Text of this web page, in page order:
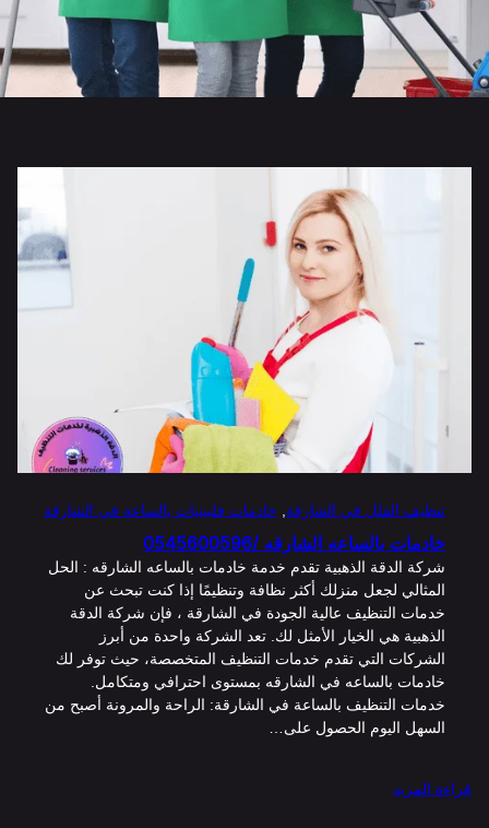
تنظيف الفلل في الشارقة, خادمات فلبينيات بالساعة في الشارقة
خادمات بالساعه الشارقه /0545600596
شركة الدقة الذهبية تقدم خدمة خادمات بالساعه الشارقه : الحل
المثالي لجعل منزلك أكثر نظافة وتنظيمًا إذا كنت تبحث عن
خدمات التنظيف عالية الجودة في الشارقة ، فإن شركة الدقة
الذهبية هي الخيار الأمثل لك. تعد الشركة واحدة من أبرز
الشركات التي تقدم خدمات التنظيف المتخصصة، حيث توفر لك
خادمات بالساعه في الشارقه بمستوى احترافي ومتكامل.
خدمات التنظيف بالساعة في الشارقة: الراحة والمرونة أصبح من
السهل اليوم الحصول على…
قراءة المزيد